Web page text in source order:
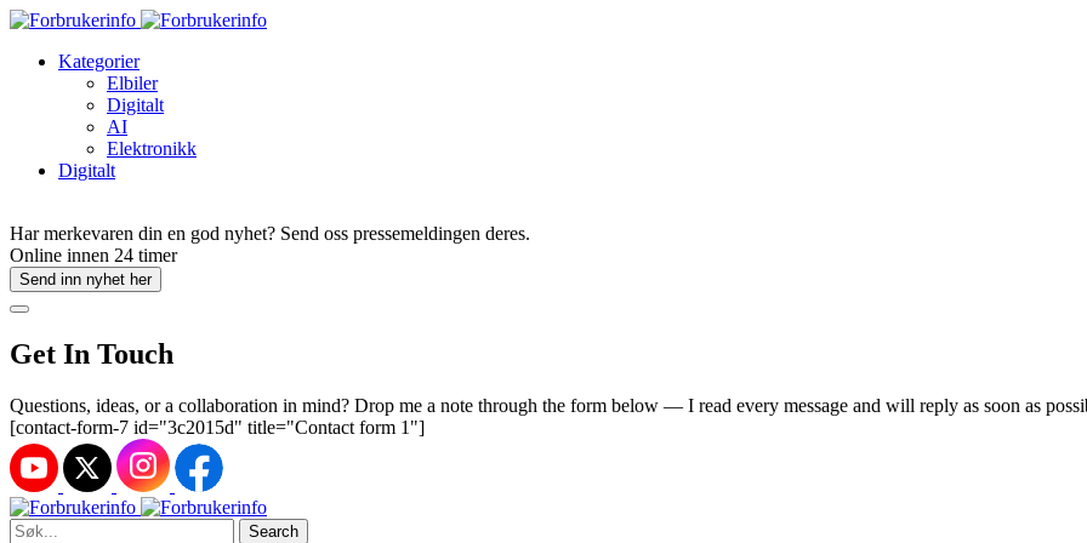
Kategorier
Elbiler
Digitalt
AI
Elektronikk
Digitalt
Har merkevaren din en god nyhet? Send oss pressemeldingen deres.
Online innen 24 timer
Send inn nyhet her
Get In Touch
Questions, ideas, or a collaboration in mind? Drop me a note through the form below — I read every message and will reply as soon as
[contact-form-7 id="3c2015d" title="Contact form 1"]
Search